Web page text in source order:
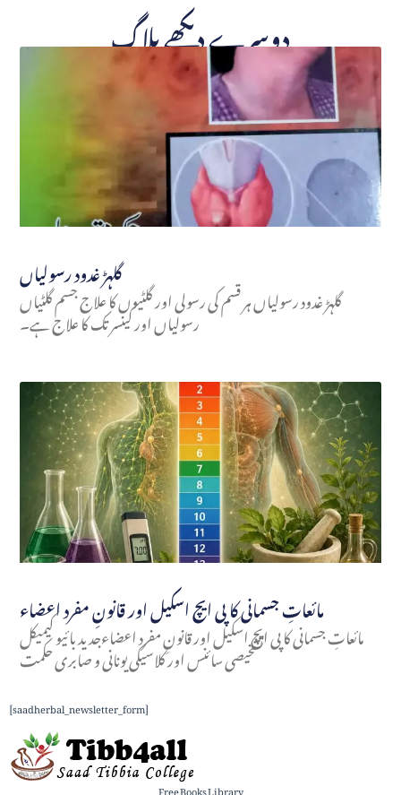
دوسرے دیکھے بلاگ
گلہڑ غدود رسولیاں
گلہڑ غدود رسولیاں ہر قسم کی رسولی اور گلٹیوں کا علاج جسم گلٹیاں
رسولیاں اور کینسر تک کا علاج ہے۔
مائعاتِ جسمانی کا پی ایچ اسکیل اور قانونِ مفرد اعضاء
مائعاتِ جسمانی کا پی ایچ اسکیل اور قانونِ مفرد اعضاءجدید بائیو کیمیکل
تشخیصی سائنس اور کلاسیکی یونانی و صابری حکمت
[saadherbal_newsletter_form]
Free Books Library